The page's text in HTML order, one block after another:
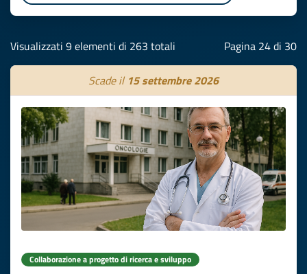
Visualizzati 9 elementi di 263 totali Pagina 24 di 30
Scade il 15 settembre 2026
Collaborazione a progetto di ricerca e sviluppo